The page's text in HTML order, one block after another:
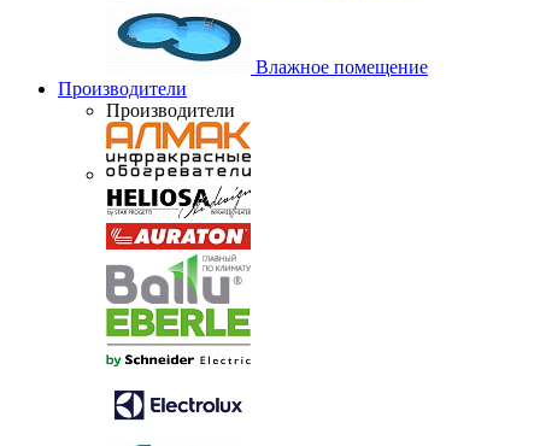
Влажное помещение
Производители
Производители